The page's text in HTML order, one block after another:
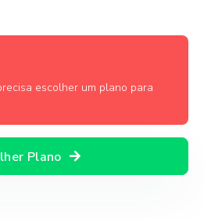
escolher um plano para
Plano